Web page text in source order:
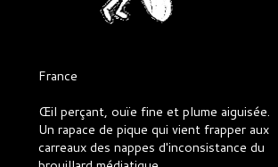
France
Œil perçant, ouïe fine et plume aiguisée.
Un rapace de pique qui vient frapper aux
carreaux des nappes d'inconsistance du